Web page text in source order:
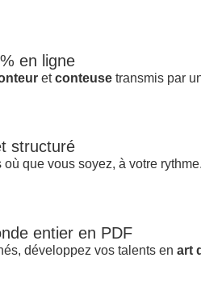
en ligne
etconteuse transmis par
structuré
que vous soyez, à votre rythme.
entier en PDF
développez vos talents en art